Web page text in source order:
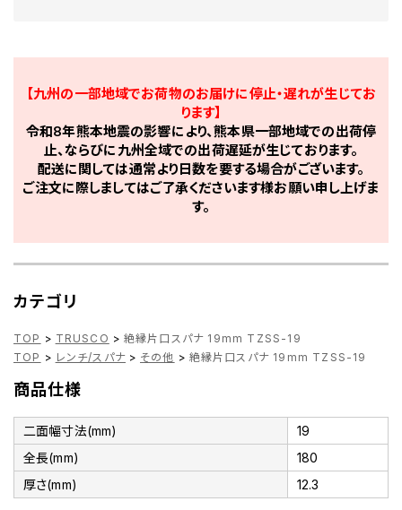
【九州の一部地域でお荷物のお届けに停止・遅れが生じてお
ります】
令和8年熊本地震の影響により、熊本県一部地域での出荷停
止、ならびに九州全域での出荷遅延が生じております。
配送に関しては通常より日数を要する場合がございます。
ご注文に際しましてはご了承くださいます様お願い申し上げま
す。
カテゴリ
TOP > TRUSCO > 絶縁片口スパナ 19mm TZSS-19
TOP > レンチ/スパナ > その他 > 絶縁片口スパナ 19mm TZSS-19
商品仕様
二面幅寸法(mm)
19
全長(mm)
180
厚さ(mm)
12.3